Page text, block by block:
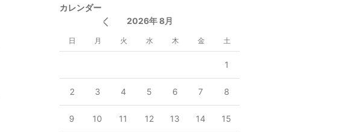
カレンダー
2026年 8月
日 月 火 水 木 金 土
1
2 3 4 5 6 7 8
9 10 11 12 13 14 15